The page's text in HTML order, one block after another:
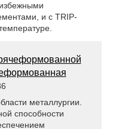
и с TRIP-
металлургии.
способности